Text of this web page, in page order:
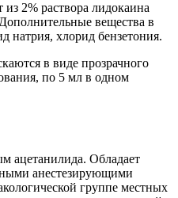
из 2% раствора лидокаина
вещества в
натрия, хлорид бензетония.
в виде прозрачного
по 5 мл в одном
ацетанилида. Обладает
анестезирующими
группе местных